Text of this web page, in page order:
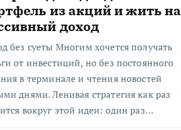
из акций и жить на
доход
без суеты Многим хочется получать
от инвестиций, но без постоянного
в терминале и чтения новостей
днями. Ленивая стратегия как раз
вокруг этой идеи: один раз…